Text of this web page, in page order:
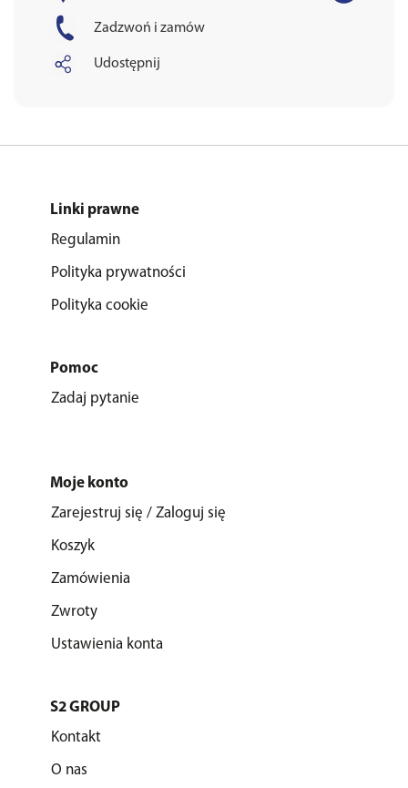
Zadzwoń i zamów
Udostępnij
Linki prawne
Regulamin
Polityka prywatności
Polityka cookie
Pomoc
Zadaj pytanie
Moje konto
Zarejestruj się / Zaloguj się
Koszyk
Zamówienia
Zwroty
Ustawienia konta
S2 GROUP
Kontakt
O nas